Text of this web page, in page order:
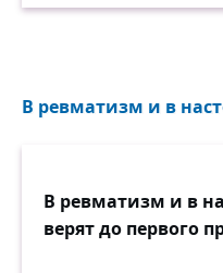
В ревматизм и в
В ревматизм и в
верят до первого